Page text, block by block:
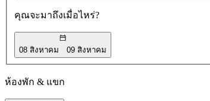
คุณจะมาถึงเมื่อไหร่?
08 สิงหาคม 09 สิงหาคม
ห้องพัก & แขก